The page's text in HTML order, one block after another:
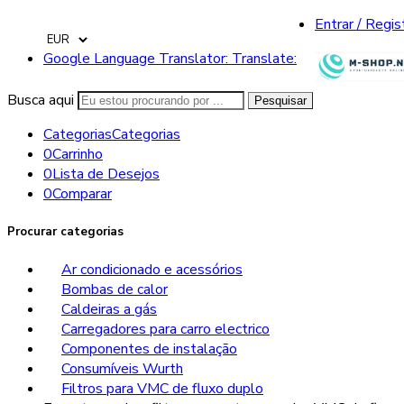
Google Language Translator: Translate:
Entrar /
Busca aqui Pesquisar
CategoriasCategorias
0Carrinho
0Lista de Desejos
0Comparar
Procurar categorias
Ar condicionado e acessórios
Bombas de calor
Caldeiras a gás
Carregadores para carro electrico
Componentes de instalação
Consumíveis Wurth
Filtros para VMC de fluxo duplo